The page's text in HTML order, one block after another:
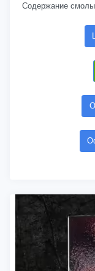
Содержание